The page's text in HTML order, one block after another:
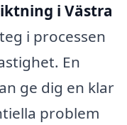
i Västra
i processen
En
ge dig en klar
problem